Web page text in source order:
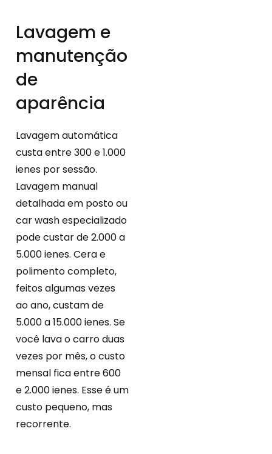
Lavagem e
manutenção
de
aparência
Lavagem automática
custa entre 300 e 1.000
ienes por sessão.
Lavagem manual
detalhada em posto ou
car wash especializado
pode custar de 2.000 a
5.000 ienes. Cera e
polimento completo,
feitos algumas vezes
ao ano, custam de
5.000 a 15.000 ienes. Se
você lava o carro duas
vezes por mês, o custo
mensal fica entre 600
e 2.000 ienes. Esse é um
custo pequeno, mas
recorrente.